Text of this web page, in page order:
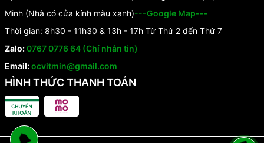
Minh (Nhà có cửa kính màu xanh)---Google Map---
Thời gian: 8h30 - 11h30 & 13h - 17h Từ Thứ 2 đến Thứ 7
Zalo:0767 0776 64 (Chỉ nhắn tin)
Email:ocvitmin@gmail.com
HÌNH THỨC THANH TOÁN